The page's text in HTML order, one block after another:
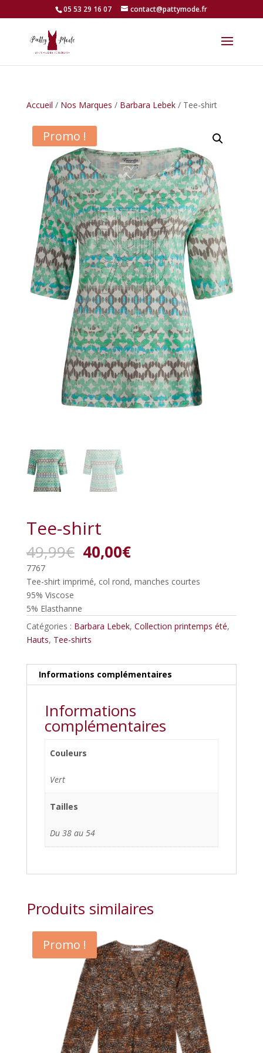
05 53 29 16 07 contact@pattymode.fr
Accueil / Nos Marques / Barbara Lebek/ Tee-shirt
Promo !
Tee-shirt
49,99€ Le
prix
initial
était :
40,00€Le
prix
actuel
est :
7767
Tee-shirt imprimé, col rond, manches courtes
95% Viscose
5% Elasthanne
Catégories : Barbara Lebek, Collection printemps été,
Hauts, Tee-shirts
Informations complémentaires
Informations
complémentaires
Couleurs
Vert
Tailles
Du 38 au 54
Produits similaires
Promo !